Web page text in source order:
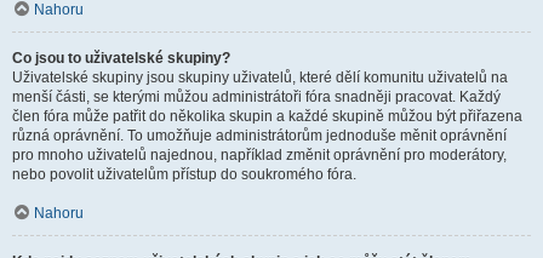
Nahoru
Co jsou to uživatelské skupiny?
Uživatelské skupiny jsou skupiny uživatelů, které dělí komunitu uživatelů na
menší části, se kterými můžou administrátoři fóra snadněji pracovat. Každý
člen fóra může patřit do několika skupin a každé skupině můžou být přiřazena
různá oprávnění. To umožňuje administrátorům jednoduše měnit oprávnění
pro mnoho uživatelů najednou, například změnit oprávnění pro moderátory,
nebo povolit uživatelům přístup do soukromého fóra.
Nahoru